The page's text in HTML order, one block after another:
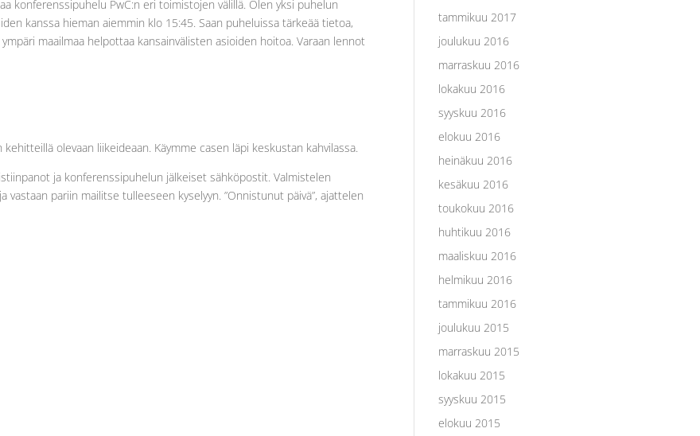
konferenssipuhelu PwC:n eri toimistojen välillä. Olen yksi puhelun
kanssa hieman aiemmin klo 15:45. Saan puheluissa tärkeää tietoa,
maailmaa helpottaa kansainvälisten asioiden hoitoa. Varaan lennot
olevaan liikeideaan. Käymme casen läpi keskustan kahvilassa.
ja konferenssipuhelun jälkeiset sähköpostit. Valmistelen
pariin mailitse tulleeseen kyselyyn. ”Onnistunut päivä”, ajattelen
tammikuu 2017
joulukuu 2016
marraskuu 2016
lokakuu 2016
syyskuu 2016
elokuu 2016
heinäkuu 2016
kesäkuu 2016
toukokuu 2016
huhtikuu 2016
maaliskuu 2016
helmikuu 2016
tammikuu 2016
joulukuu 2015
marraskuu 2015
lokakuu 2015
syyskuu 2015
elokuu 2015